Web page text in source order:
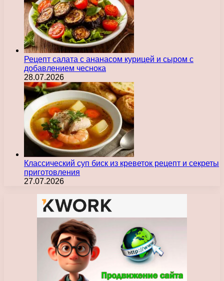
Рецепт салата с ананасом курицей и сыром с
добавлением чеснока
28.07.2026
Классический суп биск из креветок рецепт и секреты
приготовления
27.07.2026